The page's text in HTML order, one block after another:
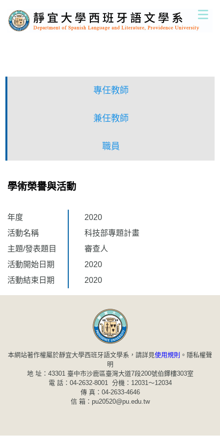
到
主
專任教師
兼任教師
職員
學術榮譽與活動
年度
2020
活動名稱
科技部專題計畫
主題/發表題目
審查人
活動開始日期
2020
活動結束日期
2020
本網站著作權屬於靜宜大學西班牙語文學系，請詳見使用規則 。 隱私權聲
明
地 址：43301 臺中市沙鹿區臺灣大道7段200號伯鐸樓303室
電 話：04-2632-8001 分機：12031～12034
傳 真：04-2633-4646
信 箱：pu20520@pu.edu.tw